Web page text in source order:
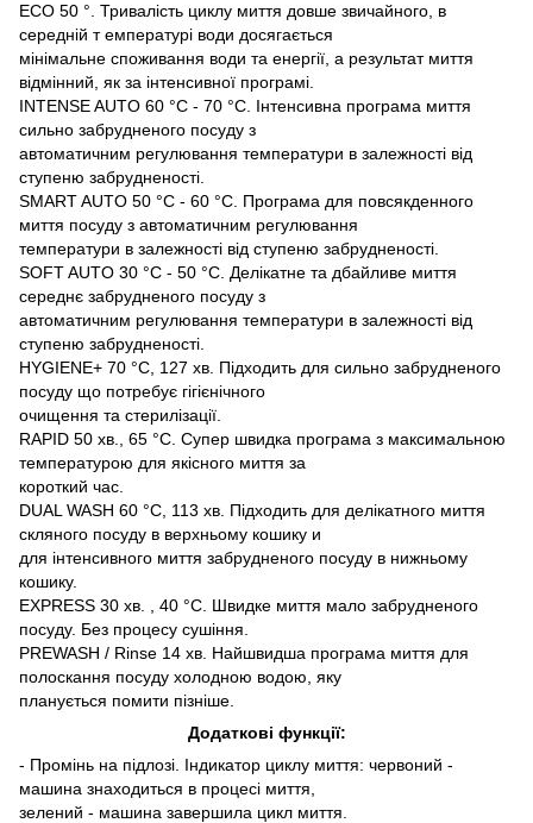
ECO 50 °. Тривалість циклу миття довше звичайного, в
середній т емпературі води досягається
мінімальне споживання води та енергії, а результат миття
відмінний, як за інтенсивної програмі.
INTENSE AUTO 60 °C - 70 °C. Інтенсивна програма миття
сильно забрудненого посуду з
автоматичним регулювання температури в залежності від
ступеню забрудненості.
SMART AUTO 50 °C - 60 °C. Програма для повсякденного
миття посуду з автоматичним регулювання
температури в залежності від ступеню забрудненості.
SOFT AUTO 30 °C - 50 °C. Делікатне та дбайливе миття
середнє забрудненого посуду з
автоматичним регулювання температури в залежності від
ступеню забрудненості.
HYGIENE+ 70 °C, 127 хв. Підходить для сильно забрудненого
посуду що потребує гігієнічного
очищення та стерилізації.
RAPID 50 хв., 65 °C. Супер швидка програма з максимальною
температурою для якісного миття за
короткий час.
DUAL WASH 60 °C, 113 хв. Підходить для делікатного миття
скляного посуду в верхньому кошику и
для інтенсивного миття забрудненого посуду в нижньому
кошику.
EXPRESS 30 хв. , 40 °C. Швидке миття мало забрудненого
посуду. Без процесу сушіння.
PREWASH / Rinse 14 хв. Найшвидша програма миття для
полоскання посуду холодною водою, яку
планується помити пізніше.
Додаткові функції:
- Промінь на підлозі. Індикатор циклу миття: червоний -
машина знаходиться в процесі миття,
зелений - машина завершила цикл миття.